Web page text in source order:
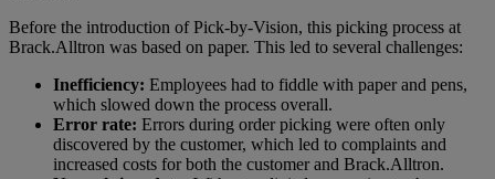
Before the introduction of Pick-by-Vision, this picking process at
Brack.Alltron was based on paper. This led to several challenges:
Inefficiency: Employees had to fiddle with paper and pens,
which slowed down the process overall.
Error rate: Errors during order picking were often only
discovered by the customer, which led to complaints and
increased costs for both the customer and Brack.Alltron.